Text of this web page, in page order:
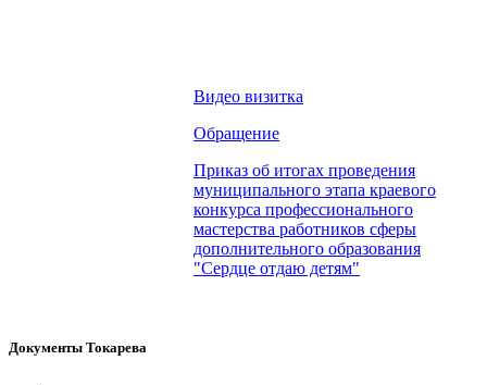
Видео визитка
Обращение
Приказ об итогах проведения
муниципального этапа краевого
конкурса профессионального
мастерства работников сферы
дополнительного образования
"Сердце отдаю детям"
Документы Токарева